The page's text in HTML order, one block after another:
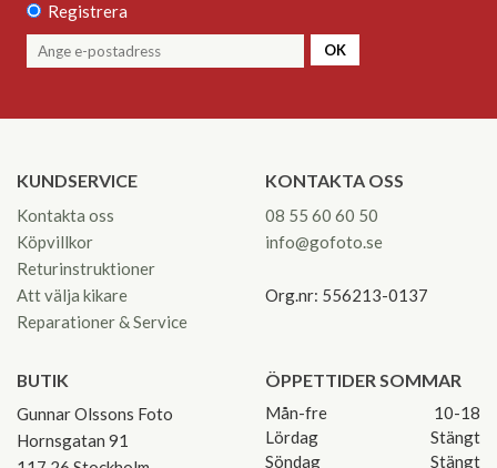
Registrera
OK
KUNDSERVICE
Kontakta oss
Köpvillkor
Returinstruktioner
Att välja kikare
Reparationer & Service
KONTAKTA OSS
08 55 60 60 50
info@gofoto.se
Org.nr: 556213-0137
BUTIK
Gunnar Olssons Foto
Hornsgatan 91
ÖPPETTIDER SOMMAR
Mån-fre
10-18
Lördag
Stängt
Söndag
Stängt